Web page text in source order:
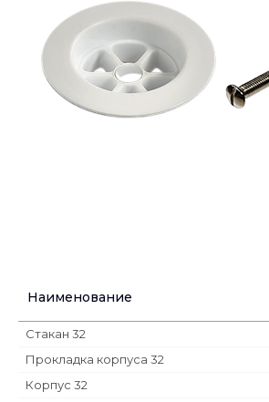
Наименование
Стакан 32
Прокладка корпуса 32
Корпус 32